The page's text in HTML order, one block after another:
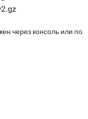
через консоль или по